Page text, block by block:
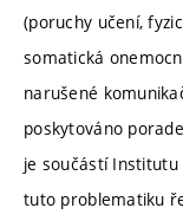
(poruchy učení,
somatická
narušené
poskytováno
je součástí Institutu
tuto problematiku